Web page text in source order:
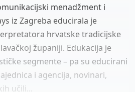
menadžment i
iz Zagreba educirala je
hrvatske tradicijske
županiji. Edukacija je
segmente – pa su educirani
i agencija, novinari,
učili...